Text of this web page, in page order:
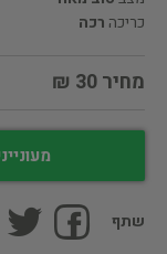
כריכה רכה
מחיר 30 ₪
שתף